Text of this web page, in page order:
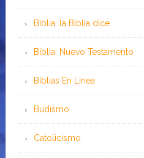
Biblia: la Biblia dice
Biblia: Nuevo Testamento
Bíblias En Línea
Budismo
Catolicismo